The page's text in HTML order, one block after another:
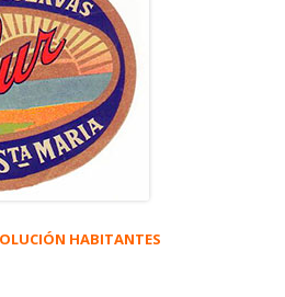
HABITANTES